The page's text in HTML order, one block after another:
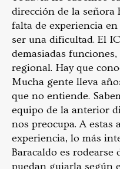
dirección de la señora
falta de experiencia
ser una dificultad. El
demasiadas
regional. Hay que
Mucha gente lleva
que no entiende.
equipo de la anterior
nos preocupa. A estas
experiencia, lo más
Baracaldo es rodearse
puedan guiarla según